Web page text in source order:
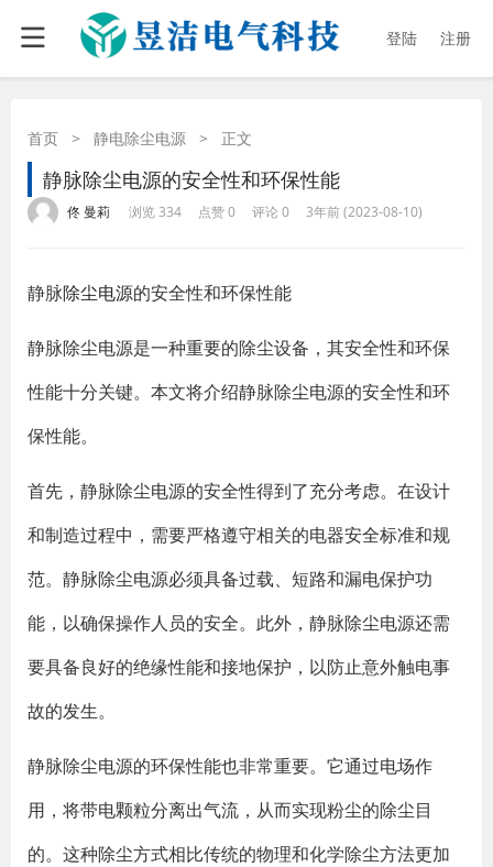
登陆 注册
首页 > 静电除尘电源 > 正文
静脉除尘电源的安全性和环保性能
佟 曼莉 浏览 334 点赞 0 评论 0 3年前 (2023-08-10)
静脉除尘电源的安全性和环保性能
静脉除尘电源是一种重要的除尘设备，其安全性和环保
性能十分关键。本文将介绍静脉除尘电源的安全性和环
保性能。
首先，静脉除尘电源的安全性得到了充分考虑。在设计
和制造过程中，需要严格遵守相关的电器安全标准和规
范。静脉除尘电源必须具备过载、短路和漏电保护功
能，以确保操作人员的安全。此外，静脉除尘电源还需
要具备良好的绝缘性能和接地保护，以防止意外触电事
故的发生。
静脉除尘电源的环保性能也非常重要。它通过电场作
用，将带电颗粒分离出气流，从而实现粉尘的除尘目
的。这种除尘方式相比传统的物理和化学除尘方法更加